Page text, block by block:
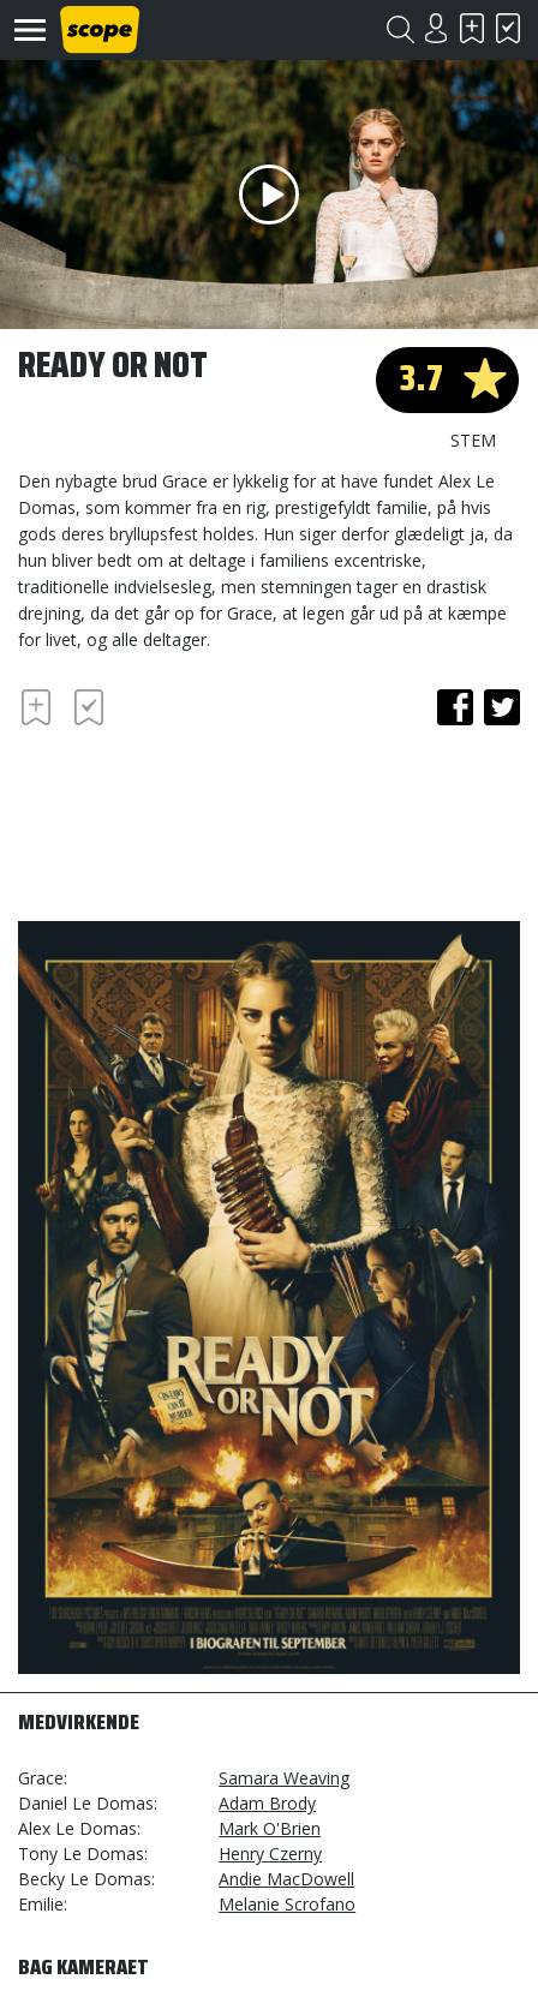
Om
Scope
3.7
STEM
READY OR NOT
Den nybagte brud Grace er lykkelig for at have fundet Alex Le
Domas, som kommer fra en rig, prestigefyldt familie, på hvis
gods deres bryllupsfest holdes. Hun siger derfor glædeligt ja, da
hun bliver bedt om at deltage i familiens excentriske,
traditionelle indvielsesleg, men stemningen tager en drastisk
drejning, da det går op for Grace, at legen går ud på at kæmpe
for livet, og alle deltager.
MEDVIRKENDE
Grace
Samara Weaving
Daniel Le Domas
Adam Brody
Alex Le Domas
Mark O'Brien
Tony Le Domas
Henry Czerny
Becky Le Domas
Andie MacDowell
Emilie
Melanie Scrofano
BAG KAMERAET